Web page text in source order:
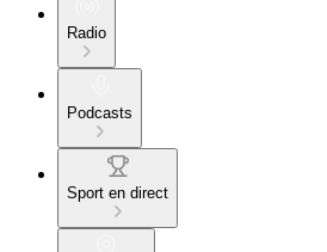
Radio
Podcasts
Sport en direct